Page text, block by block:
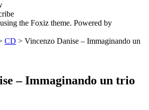
the Foxiz theme. Powered by
CD > Vincenzo Danise – Immaginando un
– Immaginando un trio